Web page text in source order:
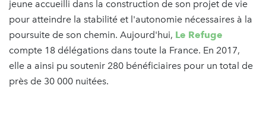
jeune accueilli dans la construction de son projet de vie
pour atteindre la stabilité et l'autonomie nécessaires à la
poursuite de son chemin. Aujourd'hui, Le Refuge
compte 18 délégations dans toute la France. En 2017,
elle a ainsi pu soutenir 280 bénéficiaires pour un total de
près de 30 000 nuitées.